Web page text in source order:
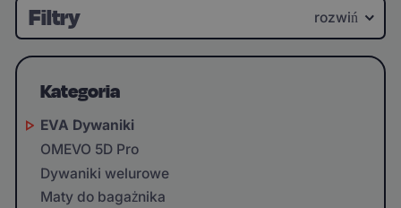
Filtry rozwiń
Kategoria
EVA Dywaniki
OMEVO 5D Pro
Dywaniki welurowe
Maty do bagażnika